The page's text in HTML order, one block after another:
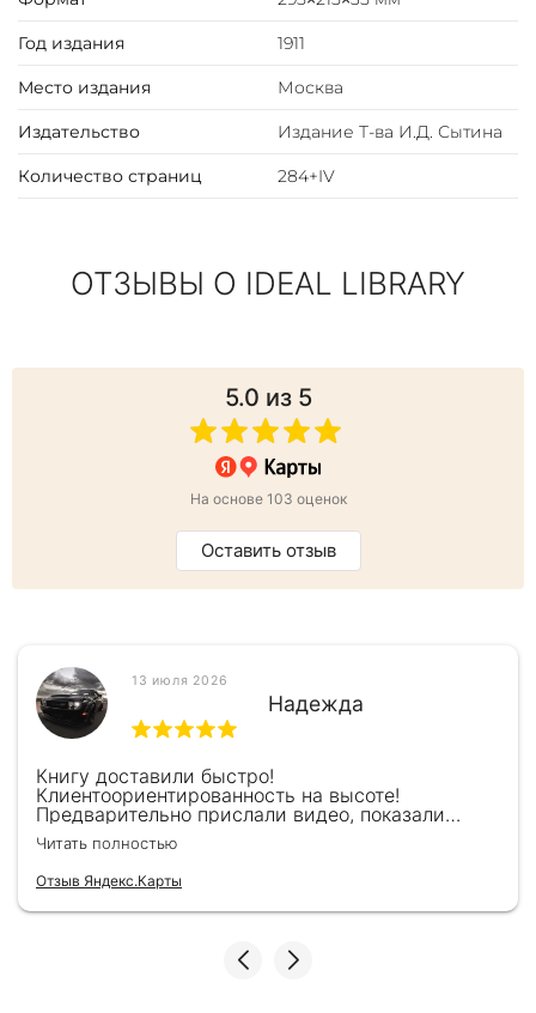
Год издания 1911
Место издания Москва
Издательство Издание Т-ва И.Д. Сытина
Количество страниц 284+IV
ОТЗЫВЫ О IDEAL LIBRARY
5.0 из 5
На основе 103 оценок
Оставить отзыв
13 июля 2026
Надежда
Книгу доставили быстро!
Клиентоориентированность на высоте!
Предварительно прислали видео, показали
книжку, быстро отправили и положили
подарочек) Спасибо!!!
Читать полностью
Отзыв Яндекс.Карты